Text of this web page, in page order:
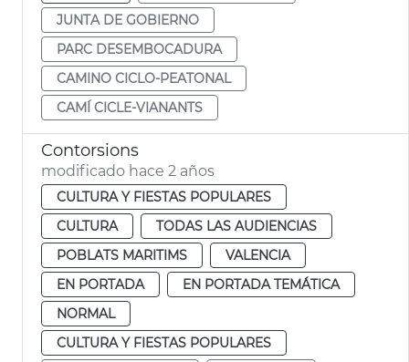
JUNTA DE GOBIERNO
PARC DESEMBOCADURA
CAMINO CICLO-PEATONAL
CAMÍ CICLE-VIANANTS
Contorsions
modificado hace 2 años
CULTURA Y FIESTAS POPULARES
CULTURA
TODAS LAS AUDIENCIAS
POBLATS MARITIMS
VALENCIA
EN PORTADA
EN PORTADA TEMÁTICA
NORMAL
CULTURA Y FIESTAS POPULARES